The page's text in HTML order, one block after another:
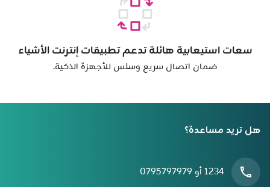
سعات استيعابية هائلة تدعم تطبيقات إنترنت الأشياء
ضمان اتصال سريع وسلس للأجهزة الذكية.
هل تريد مساعدة؟
1234 أو 0795797979